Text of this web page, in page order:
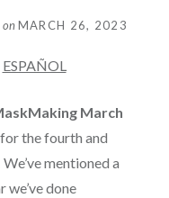
onMARCH 26, 2023
ESPAÑOL
March
for the fourth and
mentioned a
done